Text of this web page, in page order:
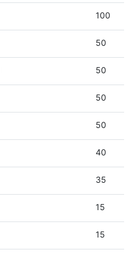
100
50
50
50
50
40
35
15
15